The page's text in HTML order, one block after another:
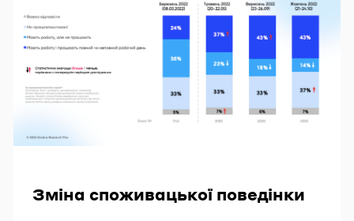
Зміна споживацької поведінки